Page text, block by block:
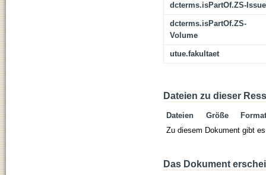
dcterms.isPartOf.ZS-Issue
dcterms.isPartOf.ZS-
Volume
utue.fakultaet
Dateien zu dieser
Dateien Größe
Format
Zu diesem Dokument gibt
Das Dokument